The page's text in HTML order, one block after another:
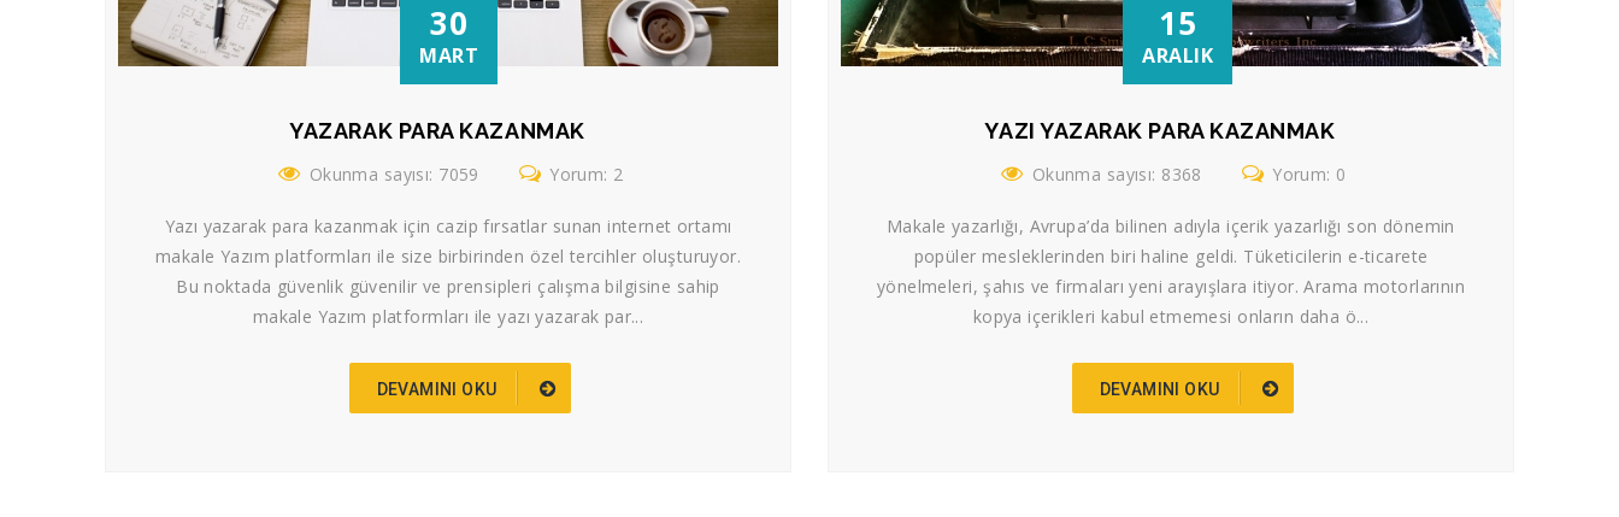
30
MART
YAZARAK PARA KAZANMAK
Okunma sayısı: 7059 Yorum: 2
Yazı yazarak para kazanmak için cazip fırsatlar sunan internet ortamı
makale Yazım platformları ile size birbirinden özel tercihler oluşturuyor.
Bu noktada güvenlik güvenilir ve prensipleri çalışma bilgisine sahip
makale Yazım platformları ile yazı yazarak par...
DEVAMINI OKU
15
ARALIK
YAZI YAZARAK PARA KAZANMAK
Okunma sayısı: 8368 Yorum: 0
Makale yazarlığı, Avrupa’da bilinen adıyla içerik yazarlığı son dönemin
popüler mesleklerinden biri haline geldi. Tüketicilerin e-ticarete
yönelmeleri, şahıs ve firmaları yeni arayışlara itiyor. Arama motorlarının
kopya içerikleri kabul etmemesi onların daha ö...
DEVAMINI OKU